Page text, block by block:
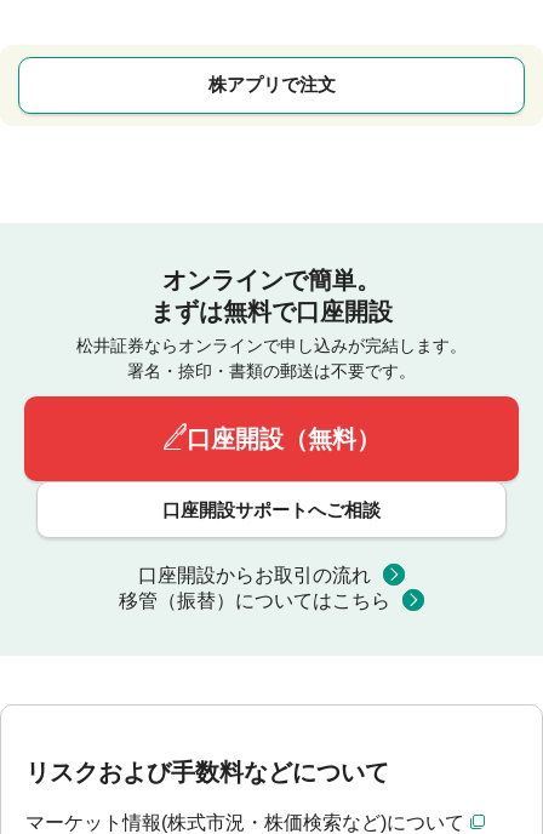
株アプリで注文
オンラインで簡単。
まずは無料で口座開設
松井証券ならオンラインで申し込みが完結します。
署名・捺印・書類の郵送は不要です。
口座開設（無料）
口座開設サポートへご相談
口座開設からお取引の流れ
移管（振替）についてはこちら
リスクおよび手数料などについて
マーケット情報(株式市況・株価検索など)について